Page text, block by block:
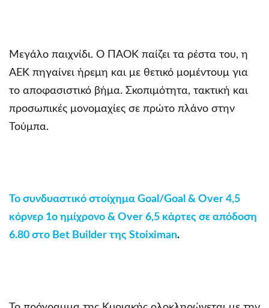
Μεγάλο παιχνίδι. Ο ΠΑΟΚ παίζει τα ρέστα του, η
ΑΕΚ πηγαίνει ήρεμη και με θετικό μομέντουμ για
το αποφασιστικό βήμα. Σκοπιμότητα, τακτική και
προσωπικές μονομαχίες σε πρώτο πλάνο στην
Τούμπα.
Το συνδυαστικό στοίχημα Goal/Goal & Οver 4,5
κόρνερ 1ο ημίχρονο & Over 6,5 κάρτες σε απόδοση
6.80 στο Bet Builder της Stoiximan.